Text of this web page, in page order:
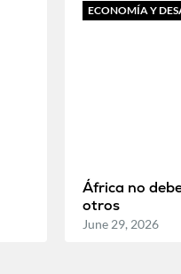
ECONOMÍA Y
África no
otros
June 29, 2026